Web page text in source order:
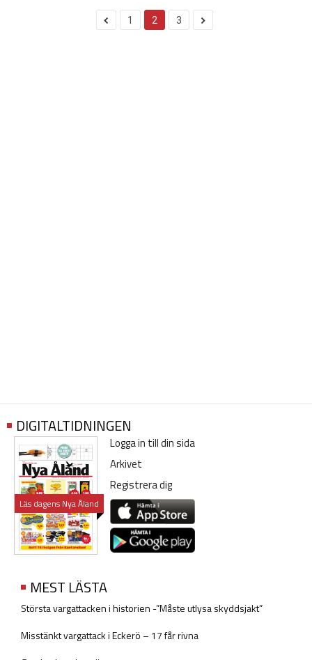
1 2 3
DIGITALTIDNINGEN
Läs dagens Nya Åland
Logga in till din sida
Arkivet
Registrera dig
MEST LÄSTA
Största vargattacken i historien -”Måste utlysa skyddsjakt”
Misstänkt vargattack i Eckerö – 17 får rivna